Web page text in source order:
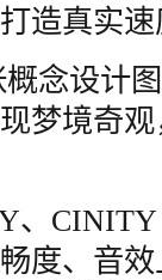
造真实
概念设计
梦境奇
、
度、音